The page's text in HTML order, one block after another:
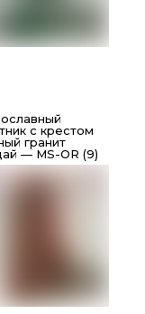
с крестом
гранит
— MS-OR (9)